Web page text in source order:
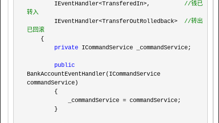
        IEventHandler<TransferedIn>,
//钱已
转入
        IEventHandler<TransferOutRolledback>
//转出
已回滚
private ICommandService _commandService;
public
BankAccountEventHandler(ICommandService
commandService)
            _commandService
= commandService;